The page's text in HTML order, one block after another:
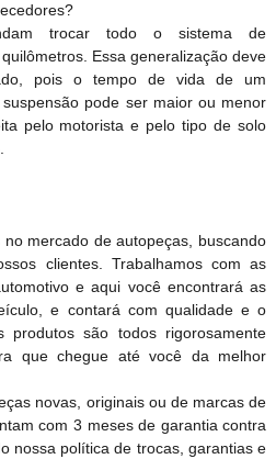
trocar todo o sistema de
Essa generalização deve
pois o tempo de vida de um
pode ser maior ou menor
pelo motorista e pelo tipo de solo
mercado de autopeças, buscando
clientes. Trabalhamos com as
e aqui você encontrará as
e contará com qualidade e o
produtos são todos rigorosamente
que chegue até você da melhor
novas, originais ou de marcas de
com 3 meses de garantia contra
nossa política de trocas, garantias e